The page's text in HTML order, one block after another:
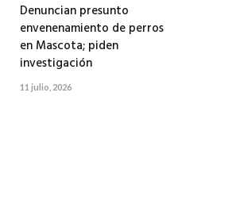
Denuncian presunto
envenenamiento de perros
en Mascota; piden
investigación
11 julio, 2026